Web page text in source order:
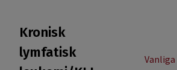
Kronisk
lymfatisk